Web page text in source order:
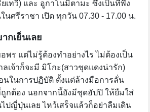
เทวี) และ อูกาโนมิตามะ ซึ่งเป็นที่พึ่ง
ศรีราชา เปิด ทุกวัน 07.30 - 17.00 น.
กเย็นเลย
พร แต่ไม่รู้ต้องทำอย่างไร ไม่ต้องเป็น
ลเจ้าก็จะมี มิโกะ(สาวชุดแดงน่ารัก)
ในการปฏิบัติ ตั้งแต่ล้างมือการลั่น
กต้อง นอกจากนี้ยังมีชุดฮัปปิ ให้ยืมใส่
ปญี่ปุ่นเลย ไหว้เสร็จแล้วก็อย่าลืมเดิน